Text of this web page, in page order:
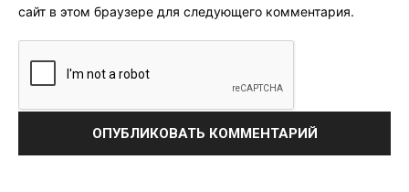
сайт в этом браузере для следующего комментария.